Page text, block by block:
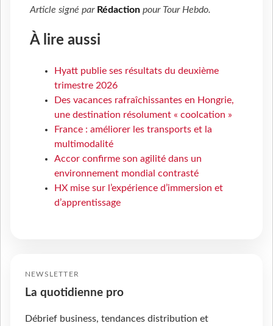
Article signé par Rédaction pour Tour Hebdo.
À lire aussi
Hyatt publie ses résultats du deuxième
trimestre 2026
Des vacances rafraîchissantes en Hongrie,
une destination résolument « coolcation »
France : améliorer les transports et la
multimodalité
Accor confirme son agilité dans un
environnement mondial contrasté
HX mise sur l’expérience d’immersion et
d’apprentissage
NEWSLETTER
La quotidienne pro
Débrief business, tendances distribution et